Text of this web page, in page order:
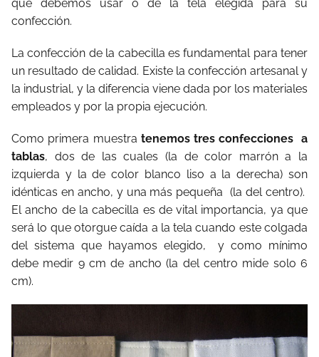
que debemos usar o de la tela elegida para su
confección.
La confección de la cabecilla es fundamental para tener
un resultado de calidad. Existe la confección artesanal y
la industrial, y la diferencia viene dada por los materiales
empleados y por la propia ejecución.
Como primera muestra tenemos tres confecciones a
tablas, dos de las cuales (la de color marrón a la
izquierda y la de color blanco liso a la derecha) son
idénticas en ancho, y una más pequeña (la del centro).
El ancho de la cabecilla es de vital importancia, ya que
será lo que otorgue caída a la tela cuando este colgada
del sistema que hayamos elegido, y como mínimo
debe medir 9 cm de ancho (la del centro mide solo 6
cm).